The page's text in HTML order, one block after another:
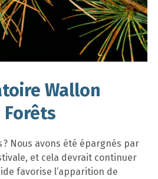
Wallon
Forêts
Nous avons été épargnés par
et cela devrait continuer
favorise l’apparition de